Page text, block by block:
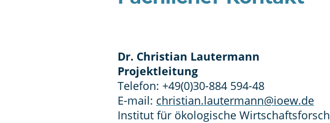
Dr. Christian Lautermann
Projektleitung
Telefon: +49(0)30-884 594-48
E-mail: christian.lautermann@ioew.de
Institut für ökologische